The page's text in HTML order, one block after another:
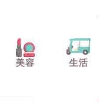
美容 生活